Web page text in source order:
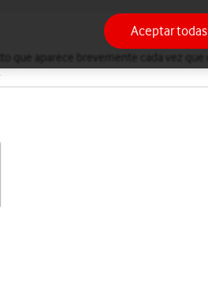
Aceptar todas